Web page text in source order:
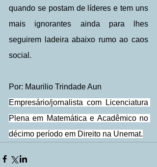
quando se postam de líderes e tem uns
mais ignorantes ainda para lhes
seguirem ladeira abaixo rumo ao caos
social.
Por: Maurilio Trindade Aun
Empresário/jornalista com Licenciatura
Plena em Matemática e Acadêmico no
décimo período em Direito na Unemat.